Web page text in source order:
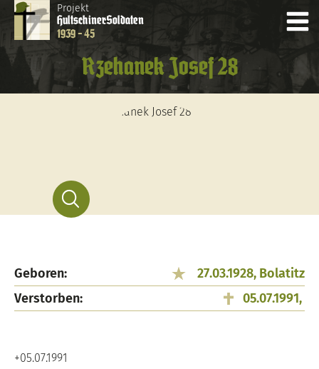
Projekt
HultschinerSoldaten
1939 - 45
Rzehanek Josef 28
Geboren:
27.03.1928, Bolatitz
Verstorben:
05.07.1991,
+05.07.1991